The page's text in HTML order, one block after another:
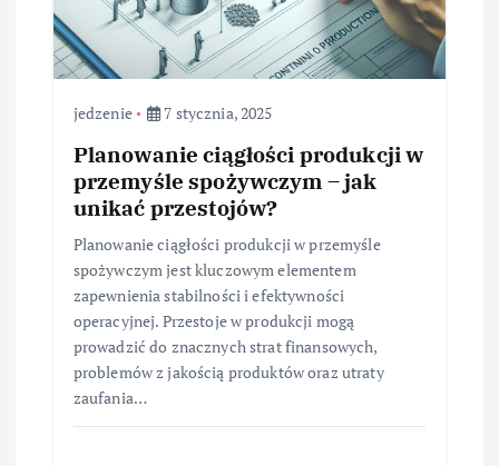
jedzenie 7 stycznia, 2025
Planowanie ciągłości produkcji w
przemyśle spożywczym – jak
unikać przestojów?
Planowanie ciągłości produkcji w przemyśle
spożywczym jest kluczowym elementem
zapewnienia stabilności i efektywności
operacyjnej. Przestoje w produkcji mogą
prowadzić do znacznych strat finansowych,
problemów z jakością produktów oraz utraty
zaufania…